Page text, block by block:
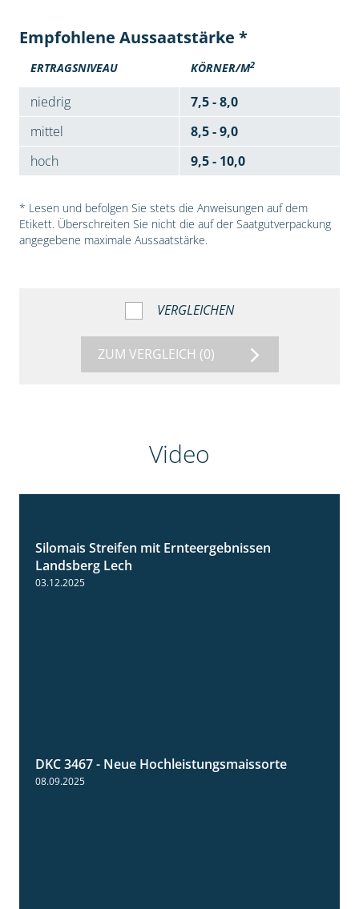
Empfohlene Aussaatstärke *
ERTRAGSNIVEAU KÖRNER/M2
niedrig
7,5 - 8,0
mittel
8,5 - 9,0
hoch
9,5 - 10,0
* Lesen und befolgen Sie stets die Anweisungen auf dem
Etikett. Überschreiten Sie nicht die auf der Saatgutverpackung
angegebene maximale Aussaatstärke.
VERGLEICHEN
ZUM VERGLEICH (0)
Video
11:01
Silomais Streifen mit Ernteergebnissen
Landsberg Lech
03.12.2025
1:21
DKC 3467 - Neue Hochleistungsmaissorte
08.09.2025